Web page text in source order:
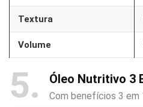
Textura
Volume
5 Óleo Nutritivo 3
Com benefícios 3 em